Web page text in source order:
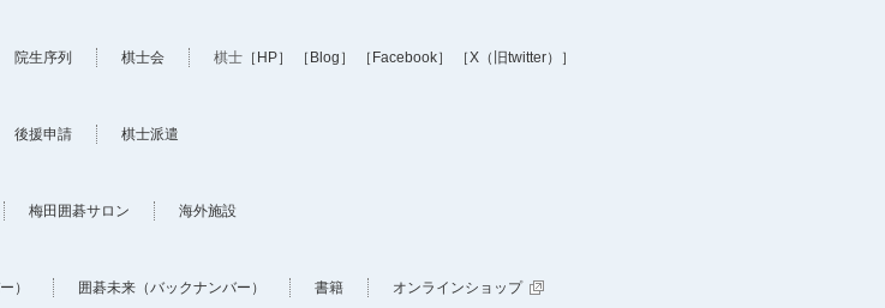
院生序列 棋士会 棋士 ［HP］ ［Blog］ ［Facebook］ ［X（旧twitter）］
後援申請 棋士派遣
梅田囲碁サロン 海外施設
） 囲碁未来（バックナンバー） 書籍 オンラインショップ